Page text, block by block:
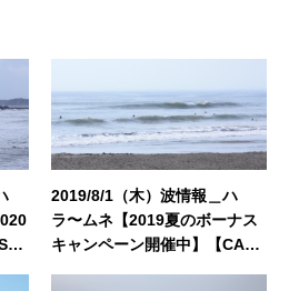
アウトドア、愛猫との日常などもご紹
す。◆担当業務：店舗運営・WEBサイ
企画・プロモーション◆東京都出身：
住 ◆誕生日：1983年4月29日
オ
2019/8/1（木）波情報＿ハ
ラ〜ムネ【2019夏のボーナス
キャンペーン開催中】【CATC